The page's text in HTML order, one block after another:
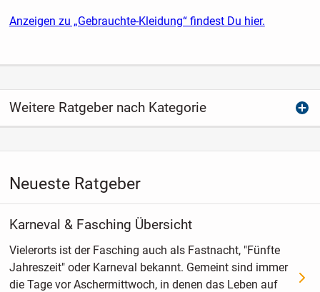
Anzeigen zu „Gebrauchte-Kleidung“ findest Du hier.
Weitere Ratgeber nach Kategorie
Neueste Ratgeber
Karneval & Fasching Übersicht
Vielerorts ist der Fasching auch als Fastnacht, "Fünfte
Jahreszeit" oder Karneval bekannt. Gemeint sind immer
die Tage vor Aschermittwoch, in denen das Leben auf